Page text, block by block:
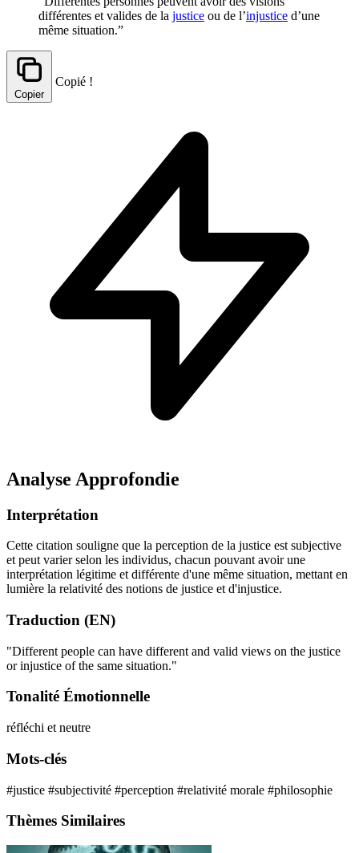
différentes et valides de la justice ou de l’injustice d’une
même situation.”
Copier
Copié !
Analyse Approfondie
Interprétation
Cette citation souligne que la perception de la justice est subjective
et peut varier selon les individus, chacun pouvant avoir une
interprétation légitime et différente d'une même situation, mettant en
lumière la relativité des notions de justice et d'injustice.
Traduction (EN)
"Different people can have different and valid views on the justice
or injustice of the same situation."
Tonalité Émotionnelle
réfléchi et neutre
Mots-clés
#justice #subjectivité #perception #relativité morale #philosophie
Thèmes Similaires